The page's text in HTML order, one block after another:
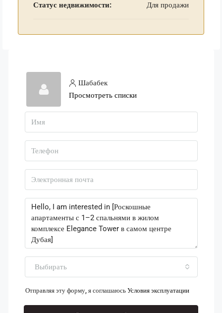
Статус недвижимости: Для продажи
Шабабек
Просмотреть списки
Выбирать
Отправляя эту форму, я соглашаюсь Условия эксплуатации